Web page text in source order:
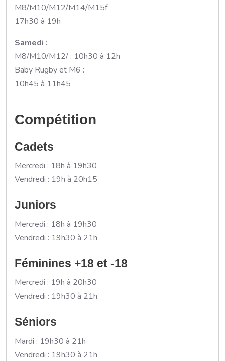
M8/M10/M12/M14/M15f
17h30 à 19h
Samedi :
M8/M10/M12/ : 10h30 à 12h
Baby Rugby et M6 :
10h45 à 11h45
Compétition
Cadets
Mercredi : 18h à 19h30
Vendredi : 19h à 20h15
Juniors
Mercredi : 18h à 19h30
Vendredi : 19h30 à 21h
Féminines +18 et -18
Mercredi : 19h à 20h30
Vendredi : 19h30 à 21h
Séniors
Mardi : 19h30 à 21h
Vendredi : 19h30 à 21h